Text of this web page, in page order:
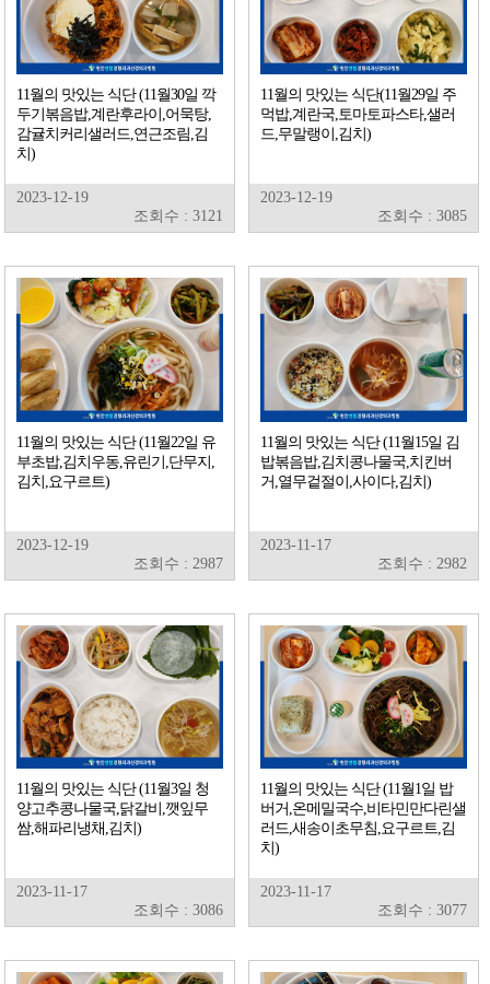
11월의 맛있는 식단 (11월30일 깍
두기볶음밥,계란후라이,어묵탕,
감귤치커리샐러드,연근조림,김
치)
2023-12-19
조회수 : 3121
11월의 맛있는 식단(11월29일 주
먹밥,계란국,토마토파스타,샐러
드,무말랭이,김치)
2023-12-19
조회수 : 3085
11월의 맛있는 식단 (11월22일 유
부초밥,김치우동,유린기,단무지,
김치,요구르트)
2023-12-19
조회수 : 2987
11월의 맛있는 식단 (11월15일 김
밥볶음밥,김치콩나물국,치킨버
거,열무겉절이,사이다,김치)
2023-11-17
조회수 : 2982
11월의 맛있는 식단 (11월3일 청
양고추콩나물국,닭갈비,깻잎무
쌈,해파리냉채,김치)
2023-11-17
조회수 : 3086
11월의 맛있는 식단 (11월1일 밥
버거,온메밀국수,비타민만다린샐
러드,새송이초무침,요구르트,김
치)
2023-11-17
조회수 : 3077